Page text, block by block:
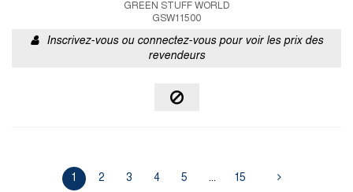
GREEN STUFF WORLD
GSW11500
Inscrivez-vous ou connectez-vous pour voir les prix des
revendeurs
1 2 3 4 5 ... 15